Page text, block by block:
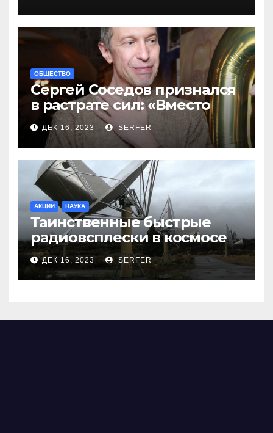
ОБЩЕСТВО
Сергей Соседов признался
в растрате сил: «Вместо
меня взяли Пригожина»
ДЕК 16, 2023 SERFER
АКЦИИ НАУКА
Таинственные быстрые
радиовсплески в космосе
сделались все более
странными
ДЕК 16, 2023 SERFER